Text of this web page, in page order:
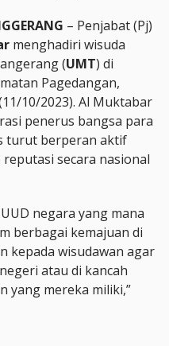
– Penjabat (Pj)
menghadiri wisuda
(UMT) di
Pagedangan,
10/2023). Al Muktabar
penerus bangsa para
turut berperan aktif
secara nasional
negara yang mana
berbagai kemajuan di
kepada wisudawan agar
atau di kancah
yang mereka miliki,”